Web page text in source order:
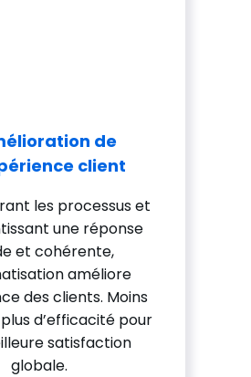
de
client
les processus et
une réponse
et cohérente,
améliore
des clients. Moins
d’efficacité pour
satisfaction
globale.